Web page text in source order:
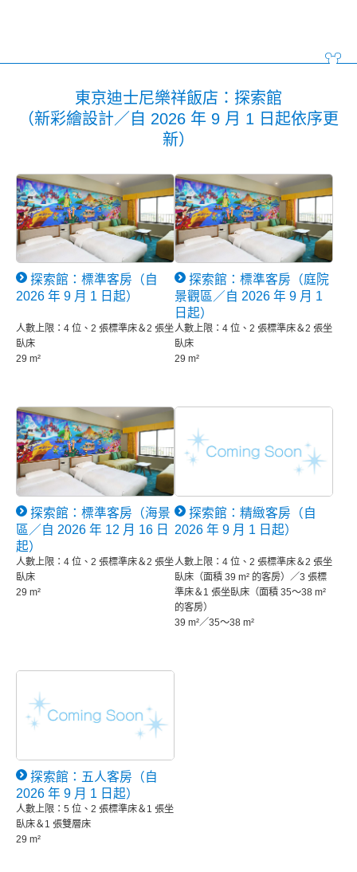
東京迪士尼樂祥飯店：探索館
（新彩繪設計／自 2026 年 9 月 1 日起依序更
新）
探索館：標準客房（自
2026 年 9 月 1 日起）
人數上限：4 位、2 張標準床＆2 張坐
臥床
29 m²
探索館：標準客房（庭院
景觀區／自 2026 年 9 月 1
日起）
人數上限：4 位、2 張標準床＆2 張坐
臥床
29 m²
探索館：標準客房（海景
區／自 2026 年 12 月 16 日
起）
人數上限：4 位、2 張標準床＆2 張坐
臥床
29 m²
探索館：精緻客房（自
2026 年 9 月 1 日起）
人數上限：4 位、2 張標準床＆2 張坐
臥床（面積 39 m² 的客房）／3 張標
準床＆1 張坐臥床（面積 35～38 m²
的客房）
39 m²／35～38 m²
探索館：五人客房（自
2026 年 9 月 1 日起）
人數上限：5 位、2 張標準床＆1 張坐
臥床＆1 張雙層床
29 m²